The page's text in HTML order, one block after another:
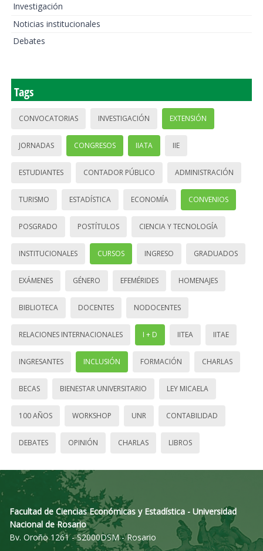
Investigación
Noticias institucionales
Debates
Tags
CONVOCATORIAS INVESTIGACIÓN EXTENSIÓN
JORNADAS CONGRESOS IIATA IIE
ESTUDIANTES CONTADOR PÚBLICO ADMINISTRACIÓN
TURISMO ESTADÍSTICA ECONOMÍA CONVENIOS
POSGRADO POSTÍTULOS CIENCIA Y TECNOLOGÍA
INSTITUCIONALES CURSOS INGRESO GRADUADOS
EXÁMENES GÉNERO EFEMÉRIDES HOMENAJES
BIBLIOTECA DOCENTES NODOCENTES
RELACIONES INTERNACIONALES I + D IITEA IITAE
INGRESANTES INCLUSIÓN FORMACIÓN CHARLAS
BECAS BIENESTAR UNIVERSITARIO LEY MICAELA
100 AÑOS WORKSHOP UNR CONTABILIDAD
DEBATES OPINIÓN CHARLAS LIBROS
Facultad de Ciencias Económicas y Estadística - Universidad
Nacional de Rosario
Bv. Oroño 1261 - S2000DSM - Rosario